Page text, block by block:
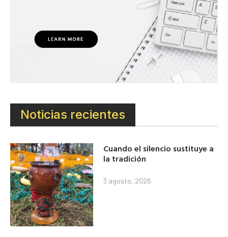
Noticias recientes
Cuando el silencio sustituye a
la tradición
3 agosto, 2026